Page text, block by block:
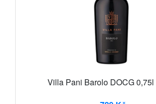
Villa Pani Barolo DOCG 0,75l